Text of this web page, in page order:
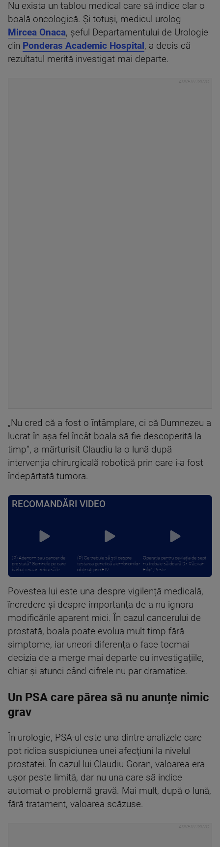
Nu exista un tablou medical care să indice clar o
boală oncologică. Și totuși, medicul urolog
Mircea Onaca, șeful Departamentului de Urologie
din Ponderas Academic Hospital , a decis că
rezultatul merită investigat mai departe.
„Nu cred că a fost o întâmplare, ci că Dumnezeu a
lucrat în așa fel încât boala să fie descoperită la
timp”, a mărturisit Claudiu la o lună după
intervenția chirurgicală robotică prin care i-a fost
îndepărtată tumora.
RECOMANDĂRI VIDEO
(P) Adenom sau cancer de
prostată? Semnele pe care
bărbații nu ar trebui să le ...
(P) Ce trebuie să știi despre
testarea genetică a embrionilor
obținuți prin FIV
Operația pentru deviația de sept
nu trebuie să doară Dr. Răzvan
Filip: „Peste ...
Povestea lui este una despre vigilență medicală,
încredere și despre importanța de a nu ignora
modificările aparent mici. În cazul cancerului de
prostată, boala poate evolua mult timp fără
simptome, iar uneori diferența o face tocmai
decizia de a merge mai departe cu investigațiile,
chiar și atunci când cifrele nu par dramatice.
Un PSA care părea să nu anunțe nimic
grav
În urologie, PSA-ul este una dintre analizele care
pot ridica suspiciunea unei afecțiuni la nivelul
prostatei. În cazul lui Claudiu Goran, valoarea era
ușor peste limită, dar nu una care să indice
automat o problemă gravă. Mai mult, după o lună,
fără tratament, valoarea scăzuse.